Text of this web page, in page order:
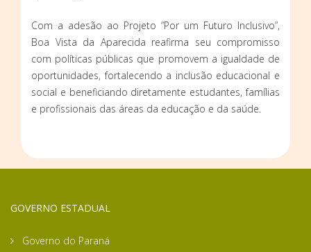
Com a adesão ao Projeto “Por um Futuro Inclusivo”,
Boa Vista da Aparecida reafirma seu compromisso
com políticas públicas que promovem a igualdade de
oportunidades, fortalecendo a inclusão educacional e
social e beneficiando diretamente estudantes, famílias
e profissionais das áreas da educação e da saúde.
GOVERNO ESTADUAL
Governo do Paraná